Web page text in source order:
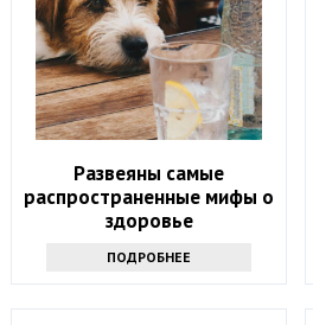
Развеяны самые
распространенные мифы о
здоровье
ПОДРОБНЕЕ